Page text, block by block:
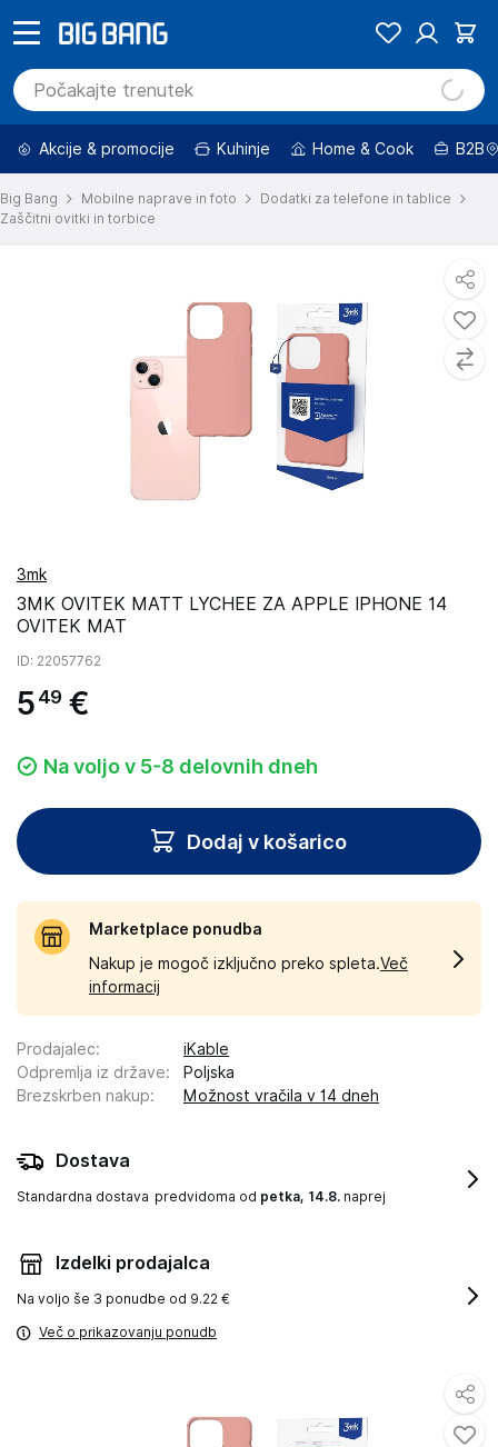
Akcije & promocije Kuhinje Home & Cook B2B
Big Bang Mobilne naprave in foto
Dodatki za telefone in tablice
Zaščitni ovitki in torbice
3mk
3MK OVITEK MATT LYCHEE ZA APPLE IPHONE 14
OVITEK MAT
ID: 22057762
5 49 €
Na voljo v 5-8 delovnih dneh
Dodaj v košarico
Marketplace ponudba
Nakup je mogoč izključno preko spleta.Več
informacij
Prodajalec:
iKable
Odpremlja iz države:
Poljska
Brezskrben nakup: Možnost vračila v 14 dneh
Dostava
Standardna dostava predvidoma od petka, 14.8. naprej
Izdelki prodajalca
Na voljo še 3 ponudbe od 9.22 €
Več o prikazovanju ponudb